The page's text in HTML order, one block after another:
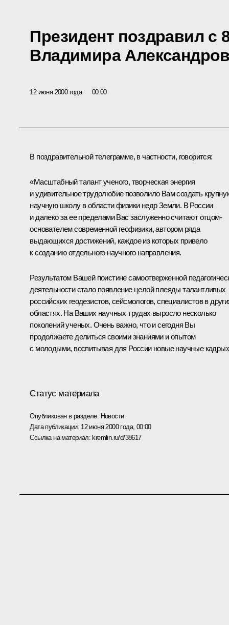
Президент поздравил с
Владимира
12 июня 2000 года 00:00
В поздравительной телеграмме, в частности, говорится:
«Масштабный талант ученого, творческая энергия
и удивительное трудолюбие позволило Вам создать
научную школу в области физики недр Земли. В России
и далеко за ее пределами Вас заслуженно считают отцом-
основателем современной геофизики, автором ряда
выдающихся достижений, каждое из которых привело
к созданию отдельного научного направления.
Результатом Вашей поистине самоотверженной
деятельности стало появление целой плеяды талантливых
российских геодезистов, сейсмологов, специалистов в
областях. На Ваших научных трудах выросло несколько
поколений ученых. Очень важно, что и сегодня Вы
продолжаете делиться своими знаниями и опытом
с молодыми, воспитывая для России новые научные
Статус материала
Опубликован в разделе: Новости
Дата публикации: 12 июня 2000 года, 00:00
Ссылка на материал:kremlin.ru/d/38617